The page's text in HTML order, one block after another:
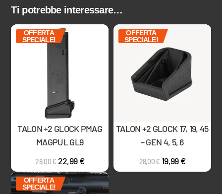
Ti potrebbe interessare…
OFFERTA
SPECIALE!
TALON +2 GLOCK PMAG
MAGPUL GL9
28,00€ 22,99€
OFFERTA
SPECIALE!
TALON +2 GLOCK 17, 19, 45
– GEN 4, 5, 6
28,00€ 19,99€
OFFERTA
SPECIALE!